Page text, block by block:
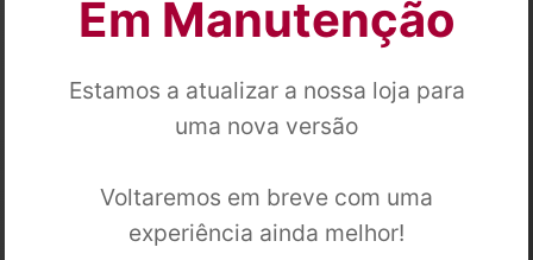
Em Manutenção
Estamos a atualizar a nossa loja para
uma nova versão
Voltaremos em breve com uma
experiência ainda melhor!